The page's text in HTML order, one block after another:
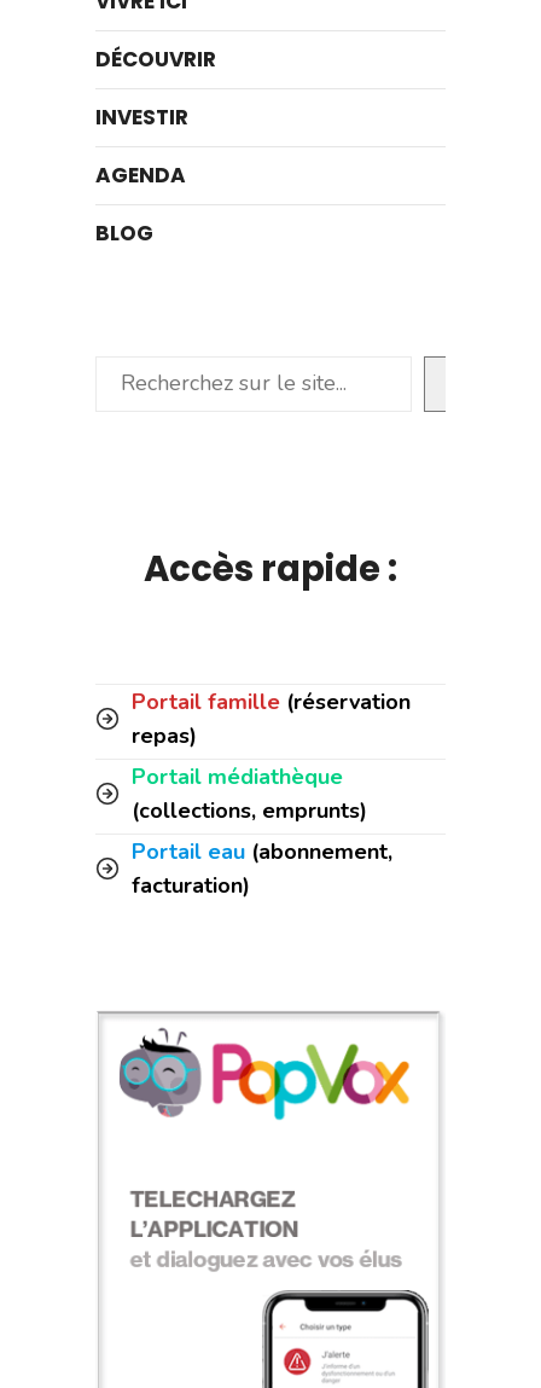
DÉCOUVRIR
INVESTIR
AGENDA
BLOG
Rechercher
Accès rapide :
Portail famille (réservation
repas)
Portail médiathèque
(collections, emprunts)
Portail eau (abonnement,
facturation)